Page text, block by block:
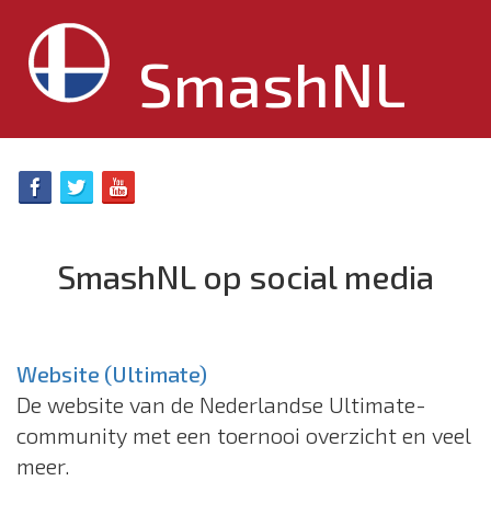
SmashNL
SmashNL op social media
Website (Ultimate)
De website van de Nederlandse Ultimate-
community met een toernooi overzicht en veel
meer.